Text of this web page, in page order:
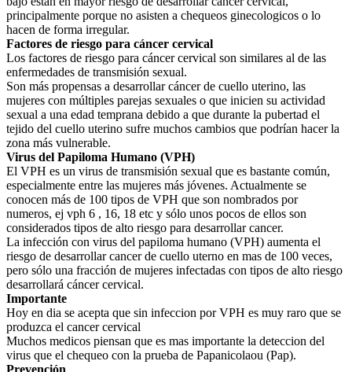
principalmente porque no asisten a chequeos ginecologicos o lo
hacen de forma irregular.
Factores de riesgo para cáncer cervical
Los factores de riesgo para cáncer cervical son similares al de las
enfermedades de transmisión sexual.
Son más propensas a desarrollar cáncer de cuello uterino, las
mujeres con múltiples parejas sexuales o que inicien su actividad
sexual a una edad temprana debido a que durante la pubertad el
tejido del cuello uterino sufre muchos cambios que podrían hacer la
zona más vulnerable.
Virus del Papiloma Humano (VPH)
El VPH es un virus de transmisión sexual que es bastante común,
especialmente entre las mujeres más jóvenes. Actualmente se
conocen más de 100 tipos de VPH que son nombrados por
numeros, ej vph 6 , 16, 18 etc y sólo unos pocos de ellos son
considerados tipos de alto riesgo para desarrollar cancer.
La infección con virus del papiloma humano (VPH) aumenta el
riesgo de desarrollar cancer de cuello uterno en mas de 100 veces,
pero sólo una fracción de mujeres infectadas con tipos de alto riesgo
desarrollará cáncer cervical.
Importante
Hoy en dia se acepta que sin infeccion por VPH es muy raro que se
produzca el cancer cervical
Muchos medicos piensan que es mas importante la deteccion del
virus que el chequeo con la prueba de Papanicolaou (Pap).
Prevención